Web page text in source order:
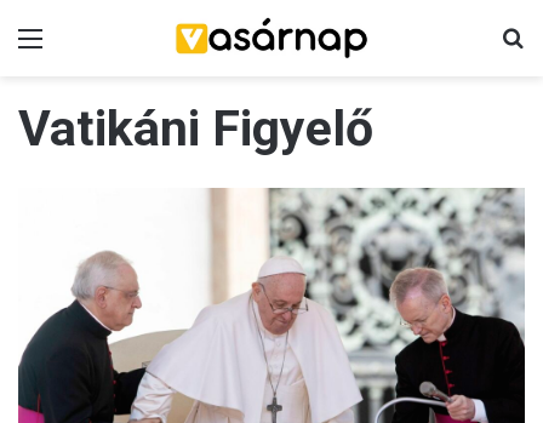
Vatikáni Figyelő